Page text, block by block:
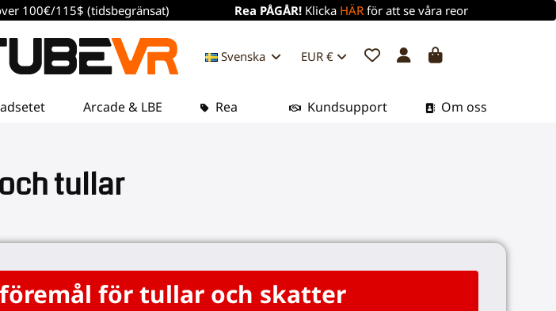
100€/115$ (tidsbegränsat) Rea PÅGÅR!Klicka HÄR för att se våra reor
EUR €
Svenska
Arcade & LBE Rea Om oss
Kundsupport
tullar
för tullar och skatter